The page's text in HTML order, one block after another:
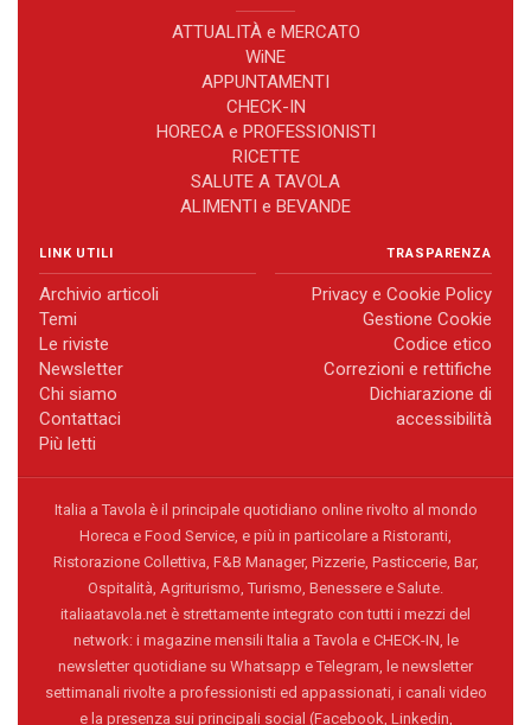
ATTUALITÀ e MERCATO
WiNE
APPUNTAMENTI
CHECK-IN
HORECA e PROFESSIONISTI
RICETTE
SALUTE A TAVOLA
ALIMENTI e BEVANDE
LINK UTILI
Archivio articoli
Temi
Le riviste
Newsletter
Chi siamo
Contattaci
Più letti
TRASPARENZA
Privacy e Cookie Policy
Gestione Cookie
Codice etico
Correzioni e rettifiche
Dichiarazione di
accessibilità
Italia a Tavola è il principale quotidiano online rivolto al mondo
Horeca e Food Service, e più in particolare a Ristoranti,
Ristorazione Collettiva, F&B Manager, Pizzerie, Pasticcerie, Bar,
Ospitalità, Agriturismo, Turismo, Benessere e Salute.
italiaatavola.net è strettamente integrato con tutti i mezzi del
network: i magazine mensili Italia a Tavola e CHECK-IN, le
newsletter quotidiane su Whatsapp e Telegram, le newsletter
settimanali rivolte a professionisti ed appassionati, i canali video
e la presenza sui principali social (Facebook, Linkedin,